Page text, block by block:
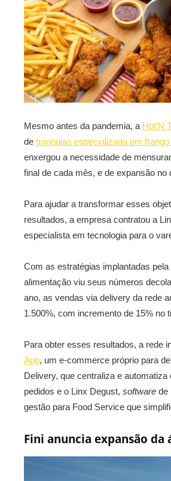
Mesmo antes da pandemia, a Hot’N
de franquias especializada em
enxergou a necessidade de
final de cada mês, e de expansão no
Para ajudar a transformar esses
resultados, a empresa contratou a
especialista em tecnologia para o
Com as estratégias implantadas pela
alimentação viu seus números
ano, as vendas via delivery da rede
1.500%, com incremento de 15% no
Para obter esses resultados, a rede
App, um e-commerce próprio para
Delivery, que centraliza e automatiza
pedidos e o Linx Degust, software de
gestão para Food Service que
Fini anuncia expansão da